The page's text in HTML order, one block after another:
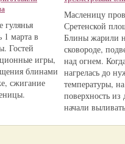
гулянья
1 марта в
Гостей
игры,
блинами
сжигание
Масленицу
Сретенской
Блины жарили
сковороде,
над огнем.
нагрелась до
температуры, на
поверхность из
начали